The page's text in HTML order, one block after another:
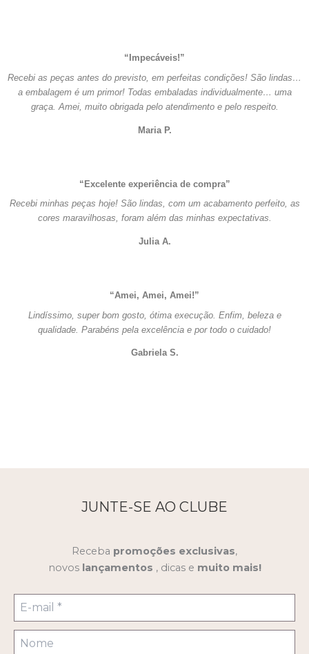
“Impecáveis!”
Recebi as peças antes do previsto, em perfeitas condições! São lindas…
a embalagem é um primor! Todas embaladas individualmente… uma
graça. Amei, muito obrigada pelo atendimento e pelo respeito.
Maria P.
“Excelente experiência de compra”
Recebi minhas peças hoje! São lindas, com um acabamento perfeito, as
cores maravilhosas, foram além das minhas expectativas.
Julia A.
“Amei, Amei, Amei!”
Lindíssimo, super bom gosto, ótima execução. Enfim, beleza e
qualidade. Parabéns pela excelência e por todo o cuidado!
Gabriela S.
JUNTE-SE AO CLUBE
Receba promoções exclusivas,
novos lançamentos , dicas e muito mais!